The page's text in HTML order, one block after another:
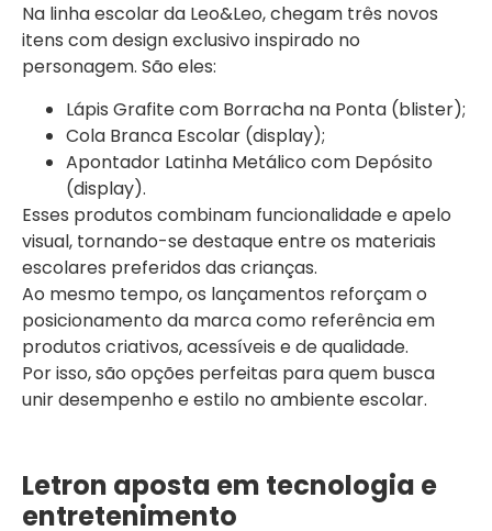
Na linha escolar da Leo&Leo, chegam três novos
itens com design exclusivo inspirado no
personagem. São eles:
Lápis Grafite com Borracha na Ponta (blister);
Cola Branca Escolar (display);
Apontador Latinha Metálico com Depósito
(display).
Esses produtos combinam funcionalidade e apelo
visual, tornando-se destaque entre os materiais
escolares preferidos das crianças.
Ao mesmo tempo, os lançamentos reforçam o
posicionamento da marca como referência em
produtos criativos, acessíveis e de qualidade.
Por isso, são opções perfeitas para quem busca
unir desempenho e estilo no ambiente escolar.
Letron aposta em tecnologia e
entretenimento